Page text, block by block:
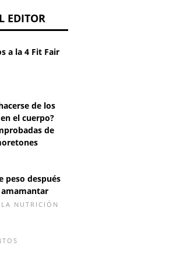
EDITOR
a la 4 Fit Fair
de los
el cuerpo?
de
peso después
NUTRICIÓN